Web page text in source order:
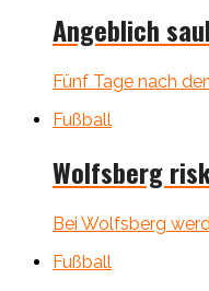
Angeblich
Fünf Tage nach
Fußball
Wolfsberg
Bei Wolfsberg
Fußball